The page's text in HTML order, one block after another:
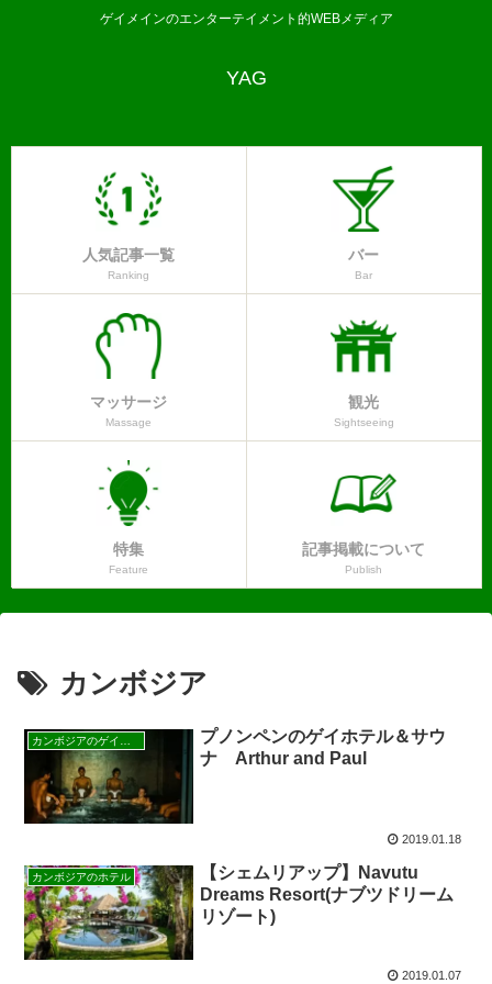
ゲイメインのエンターテイメント的WEBメディア
YAG
人気記事一覧
Ranking
バー
Bar
マッサージ
Massage
観光
Sightseeing
特集
Feature
記事掲載について
Publish
カンボジア
カンボジアのゲイホテル
プノンペンのゲイホテル＆サウ
ナ Arthur and Paul
2019.01.18
カンボジアのホテル
【シェムリアップ】Navutu
Dreams Resort(ナブツドリーム
リゾート)
2019.01.07